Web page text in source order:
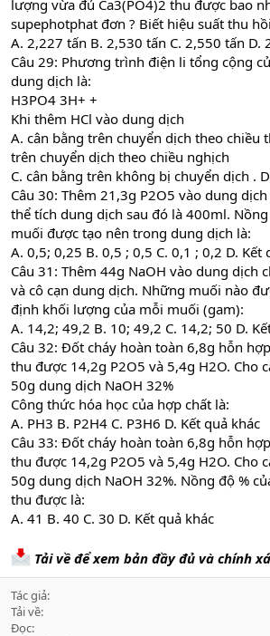
lượng vừa đủ Ca3(PO4)2 thu được bao
supephotphat đơn ? Biết hiệu suất thu
A. 2,227 tấn B. 2,530 tấn C. 2,550 tấn D.
Câu 29: Phương trình điện li tổng cộng
dung dịch là:
H3PO4 3H+ +
Khi thêm HCl vào dung dịch
A. cân bằng trên chuyển dịch theo chiều
trên chuyển dịch theo chiều nghịch
C. cân bằng trên không bị chuyển dịch .
Câu 30: Thêm 21,3g P2O5 vào dung
thể tích dung dịch sau đó là 400ml.
muối được tạo nên trong dung dịch là:
A. 0,5; 0,25 B. 0,5 ; 0,5 C. 0,1 ; 0,2 D. Kết
Câu 31: Thêm 44g NaOH vào dung dịch
và cô cạn dung dịch. Những muối nào
định khối lượng của mỗi muối (gam):
A. 14,2; 49,2 B. 10; 49,2 C. 14,2; 50 D.
Câu 32: Đốt cháy hoàn toàn 6,8g hỗn
thu được 14,2g P2O5 và 5,4g H2O. Cho
50g dung dịch NaOH 32%
Công thức hóa học của hợp chất là:
A. PH3 B. P2H4 C. P3H6 D. Kết quả khác
Câu 33: Đốt cháy hoàn toàn 6,8g hỗn
thu được 14,2g P2O5 và 5,4g H2O. Cho
50g dung dịch NaOH 32%. Nồng độ %
thu được là:
A. 41 B. 40 C. 30 D. Kết quả khác
Tải về để xem bản đầy đủ và chính
Tác giả
Tải về
Đọc